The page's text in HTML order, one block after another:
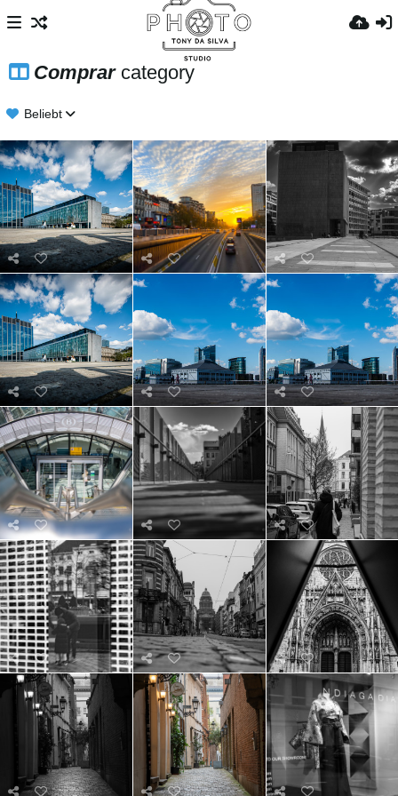
Comprarcategory
Beliebt